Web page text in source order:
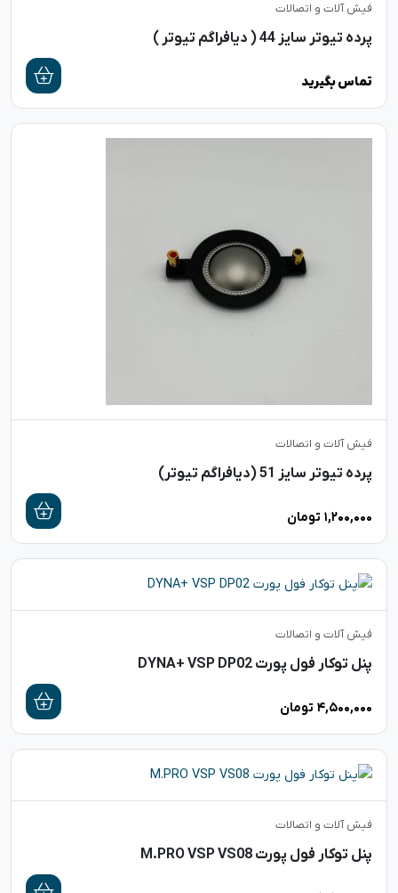
فیش آلات و اتصالات
پرده تیوتر سایز 44 ( دیافراگم تیوتر )
تماس بگیرید
فیش آلات و اتصالات
پرده تیوتر سایز 51 (دیافراگم تیوتر)
۱,۲۰۰,۰۰۰ تومان
فیش آلات و اتصالات
پنل توکار فول پورت DYNA+ VSP DP02
۴,۵۰۰,۰۰۰ تومان
فیش آلات و اتصالات
پنل توکار فول پورت M.PRO VSP VS08